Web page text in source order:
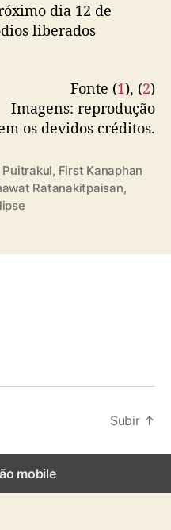
dia 12 de
liberados
Fonte (1), (2)
Imagens: reprodução
os devidos créditos.
, First Kanaphan
Ratanakitpaisan,
Subir ↑
mobile